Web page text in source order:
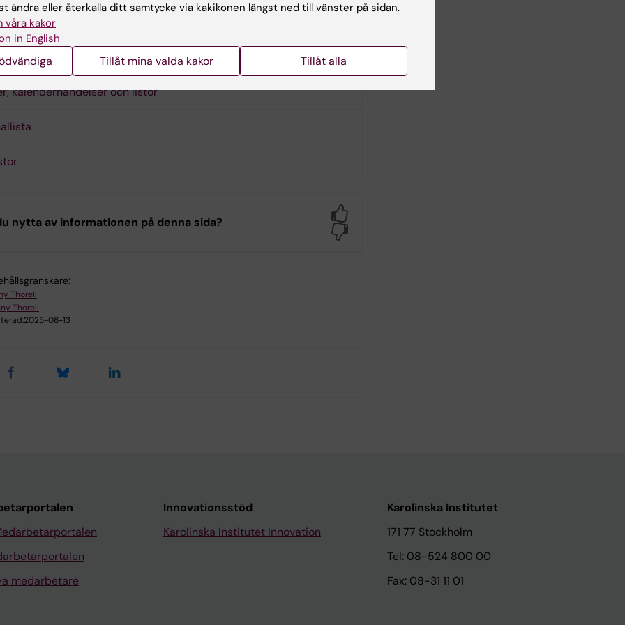
kalenderhändelser och listor
nytta av informationen på denna sida?
Thorell
Thorell
2025-08-13
medarbetare
Innovationsstöd
Karolinska Institutet Innovation
Karolinska Institutet
171 77 Stockholm
Tel: 08-524 800 00
Fax: 08-31 11 01
ändra eller återkalla ditt samtycke via kakikonen längst ned till vänster på sidan.
våra kakor
in English
Tillåt mina valda kakor Tillåt alla